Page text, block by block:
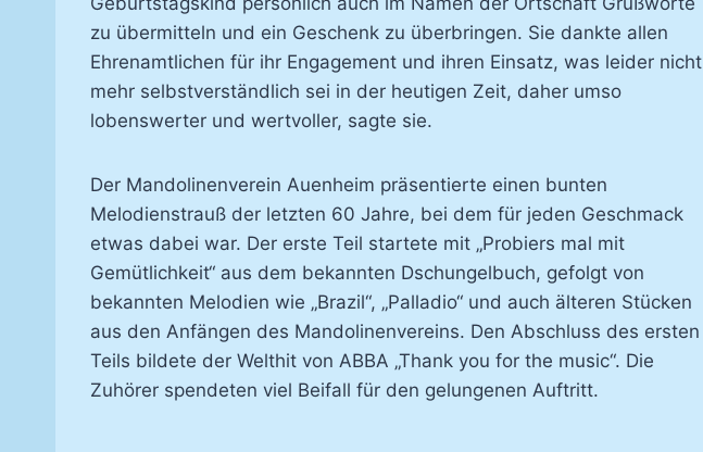
zu übermitteln und ein Geschenk zu überbringen. Sie dankte allen
Ehrenamtlichen für ihr Engagement und ihren Einsatz, was leider nicht
mehr selbstverständlich sei in der heutigen Zeit, daher umso
lobenswerter und wertvoller, sagte sie.
Der Mandolinenverein Auenheim präsentierte einen bunten
Melodienstrauß der letzten 60 Jahre, bei dem für jeden Geschmack
etwas dabei war. Der erste Teil startete mit „Probiers mal mit
Gemütlichkeit“ aus dem bekannten Dschungelbuch, gefolgt von
bekannten Melodien wie „Brazil“, „Palladio“ und auch älteren Stücken
aus den Anfängen des Mandolinenvereins. Den Abschluss des ersten
Teils bildete der Welthit von ABBA „Thank you for the music“. Die
Zuhörer spendeten viel Beifall für den gelungenen Auftritt.